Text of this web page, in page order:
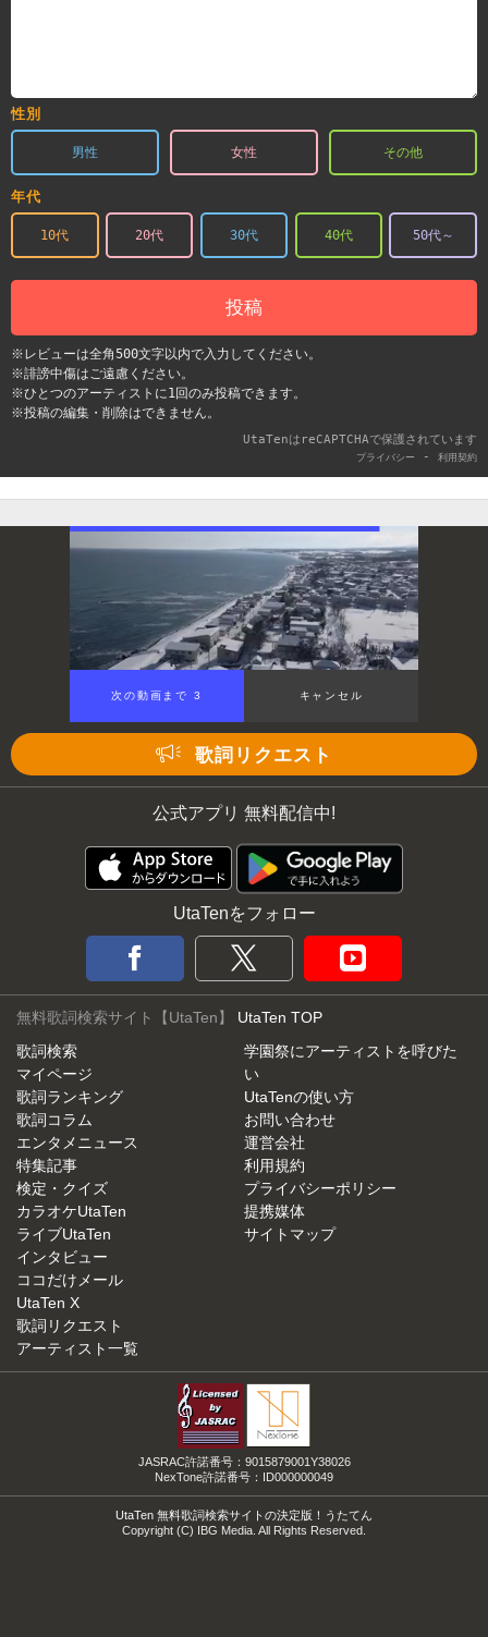
性別
男性 女性 その他
年代
10代 20代 30代 40代 50代～
投稿
※レビューは全角500文字以内で入力してください。
※誹謗中傷はご遠慮ください。
※ひとつのアーティストに1回のみ投稿できます。
※投稿の編集・削除はできません。
UtaTenはreCAPTCHAで保護されています
プライバシー - 利用契約
次の動画まで 2 キャンセル
歌詞リクエスト
公式アプリ 無料配信中!
UtaTenをフォロー
無料歌詞検索サイト【UtaTen】 UtaTen TOP
歌詞検索
マイページ
歌詞ランキング
歌詞コラム
エンタメニュース
特集記事
検定・クイズ
カラオケUtaTen
ライブUtaTen
インタビュー
ココだけメール
UtaTen X
歌詞リクエスト
アーティスト一覧
学園祭にアーティストを呼びた
い
UtaTenの使い方
お問い合わせ
運営会社
利用規約
プライバシーポリシー
提携媒体
サイトマップ
JASRAC許諾番号：9015879001Y38026
NexTone許諾番号：ID000000049
UtaTen 無料歌詞検索サイトの決定版！うたてん
Copyright (C) IBG Media. All Rights Reserved.